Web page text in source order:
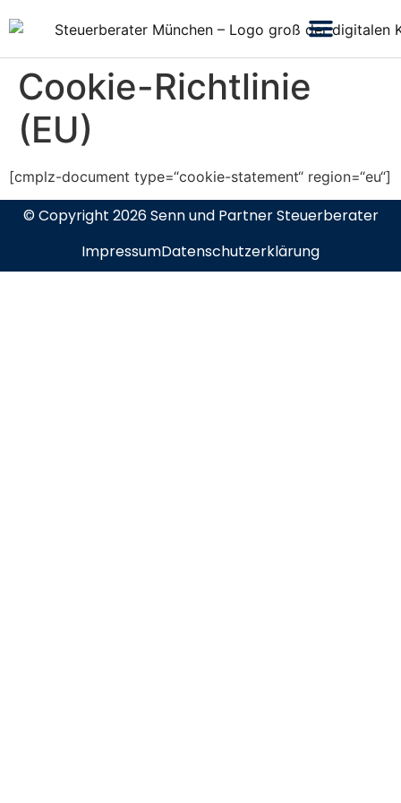
Cookie-Richtlinie
(EU)
[cmplz-document type=“cookie-statement“ region=“eu“]
© Copyright 2026 Senn und Partner Steuerberater
ImpressumDatenschutzerklärung